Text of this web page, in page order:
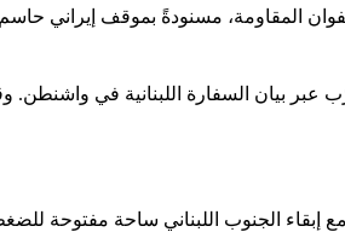
المقاومة، مسنودةً بموقف إيراني
عبر بيان السفارة اللبنانية في واشنطن.
إبقاء الجنوب اللبناني ساحة مفتوحة